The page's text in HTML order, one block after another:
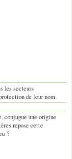
les secteurs
de leur nom.
conjugue une origine
repose cette
?